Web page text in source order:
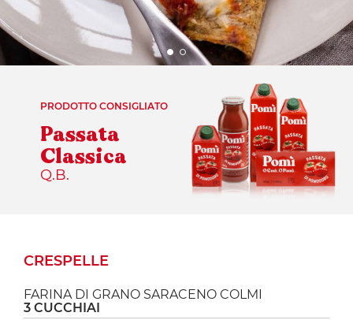
PRODOTTO CONSIGLIATO
Passata
Classica
Q.B.
CRESPELLE
FARINA DI GRANO SARACENO COLMI
3 CUCCHIAI